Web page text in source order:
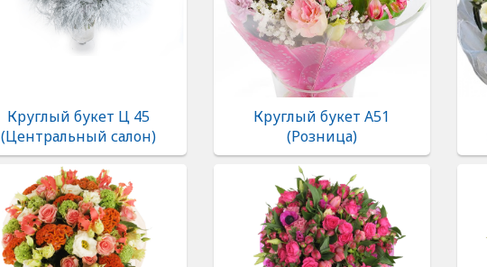
Круглый букет Ц 45
(Центральный салон)
Круглый букет А51
(Розница)